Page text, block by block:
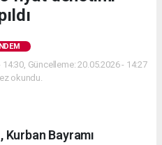
Güncelleme: 20.05.2026 - 14:27
okundu.
Kurban Bayramı